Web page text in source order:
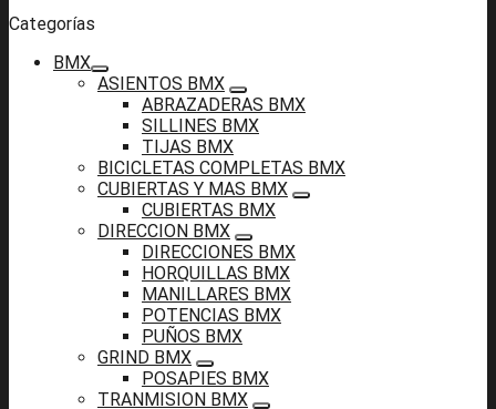
Categorías
BMX
ASIENTOS BMX
ABRAZADERAS BMX
SILLINES BMX
TIJAS BMX
BICICLETAS COMPLETAS BMX
CUBIERTAS Y MAS BMX
CUBIERTAS BMX
DIRECCION BMX
DIRECCIONES BMX
HORQUILLAS BMX
MANILLARES BMX
POTENCIAS BMX
PUÑOS BMX
GRIND BMX
POSAPIES BMX
TRANMISION BMX